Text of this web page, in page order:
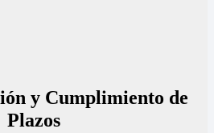
y Cumplimiento de
Plazos